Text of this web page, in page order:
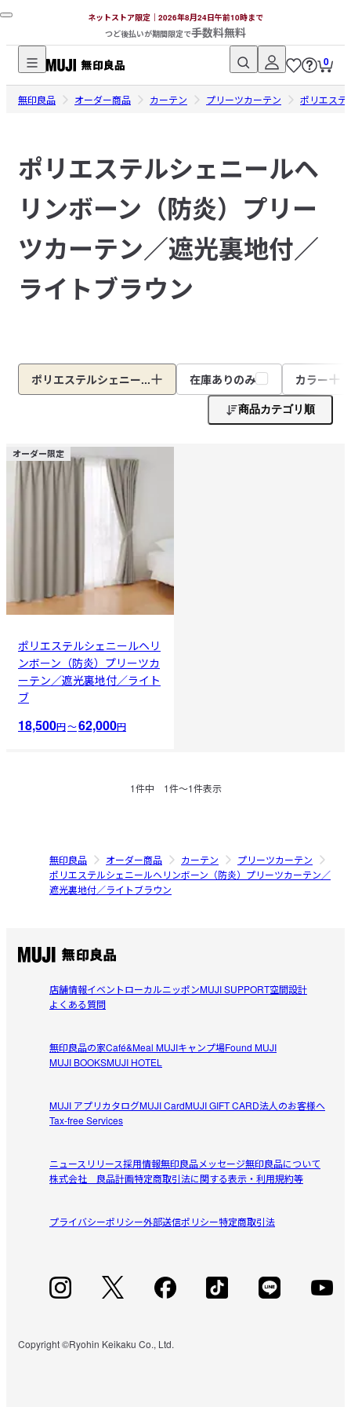
ネットストア限定｜2026年8月24日午前10時まで
つど後払いが期間限定で手数料無料
無
印
ネ
ッ
ト
ス
ト
ア
0
無印良品 オーダー商品 カーテン プリーツカーテン ポリエステ
ポリエステルシェニールヘ
リンボーン（防炎）プリー
ツカーテン／遮光裏地付／
ライトブラウン
ポリエステルシェニー... 在庫ありのみ カラー
商品カテゴリ順
オーダー限定
ポリエステルシェニールヘリ
ンボーン（防炎）プリーツカ
ーテン／遮光裏地付／ライト
ブ
18,500円〜62,000円
1件中 1件〜1件表示
無印良品 オーダー商品 カーテン
プリーツカーテン
ポリエステルシェニールヘリンボーン（防炎）プリーツカーテン／
遮光裏地付／ライトブラウン
店舗情報イベントローカルニッポンMUJI SUPPORT空間設計
よくある質問
無印良品の家Café&Meal MUJIキャンプ場Found MUJI
MUJI BOOKSMUJI HOTEL
MUJI アプリカタログMUJI CardMUJI GIFT CARD法人のお客様へ
Tax-free Services
ニュースリリース採用情報無印良品メッセージ無印良品について
株式会社 良品計画特定商取引法に関する表示・利用規約等
プライバシーポリシー外部送信ポリシー特定商取引法
Copyright ©Ryohin Keikaku Co., Ltd.